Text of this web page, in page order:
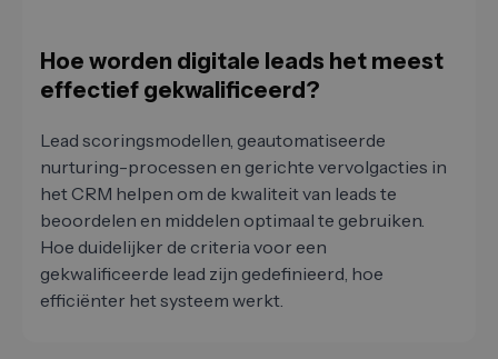
Hoe worden digitale leads het meest
effectief gekwalificeerd?
Lead scoringsmodellen, geautomatiseerde
nurturing-processen en gerichte vervolgacties in
het CRM helpen om de kwaliteit van leads te
beoordelen en middelen optimaal te gebruiken.
Hoe duidelijker de criteria voor een
gekwalificeerde lead zijn gedefinieerd, hoe
efficiënter het systeem werkt.